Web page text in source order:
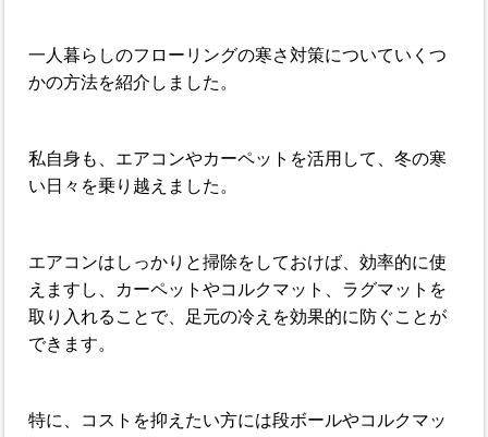
一人暮らしのフローリングの寒さ対策についていくつ
かの方法を紹介しました。
私自身も、エアコンやカーペットを活用して、冬の寒
い日々を乗り越えました。
エアコンはしっかりと掃除をしておけば、効率的に使
えますし、カーペットやコルクマット、ラグマットを
取り入れることで、足元の冷えを効果的に防ぐことが
できます。
特に、コストを抑えたい方には段ボールやコルクマッ